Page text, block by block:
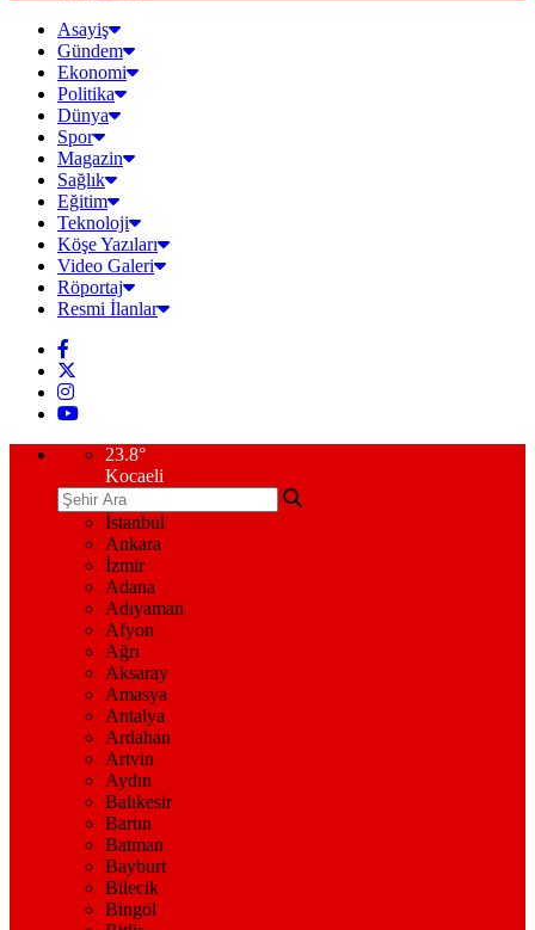
Asayiş
Gündem
Ekonomi
Politika
Dünya
Spor
Magazin
Sağlık
Eğitim
Teknoloji
Köşe Yazıları
Video Galeri
Röportaj
Resmi İlanlar
23.8°
Kocaeli
İstanbul
Ankara
İzmir
Adana
Adıyaman
Afyon
Ağrı
Aksaray
Amasya
Antalya
Ardahan
Artvin
Aydın
Balıkesir
Bartın
Batman
Bayburt
Bilecik
Bingöl